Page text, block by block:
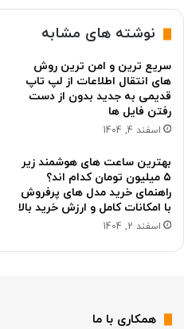
نوشته های مشابه
سریع ترین و امن ترین روش
های انتقال اطلاعات از لپ تاپ
قدیمی به جدید بدون از دست
رفتن فایل ها
اسفند 4, 1404
بهترین ساعت های هوشمند زیر
۵ میلیون تومان کدام اند؟
راهنمای خرید مدل های پرفروش
با امکانات کامل و ارزش خرید بالا
اسفند 2, 1404
همکاری با ما